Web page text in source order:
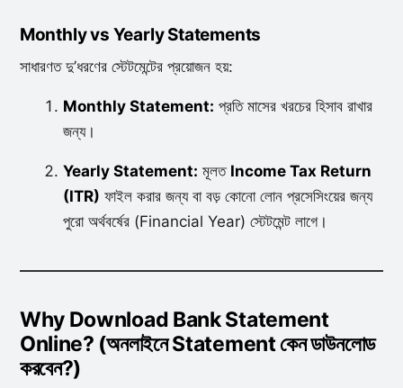
Monthly vs Yearly Statements
সাধারণত দু’ধরণের স্টেটমেন্টের প্রয়োজন হয়:
Monthly Statement: প্রতি মাসের খরচের হিসাব রাখার
জন্য।
Yearly Statement: মূলত Income Tax Return
(ITR) ফাইল করার জন্য বা বড় কোনো লোন প্রসেসিংয়ের জন্য
পুরো অর্থবর্ষের (Financial Year) স্টেটমেন্ট লাগে।
Why Download Bank Statement
Online? (অনলাইনে Statement কেন ডাউনলোড
করবেন?)